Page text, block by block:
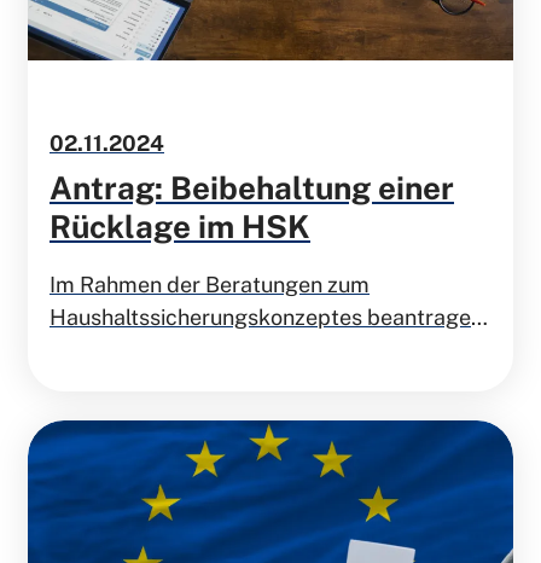
02.11.2024
Antrag: Beibehaltung einer
Rücklage im HSK
Im Rahmen der Beratungen zum
Haushaltssicherungskonzeptes beantragen
vollständig abzuschmelzen. Auch in Zukunft
muss die Stadt auf unvorhergesehene
Ereignisse reagieren können.